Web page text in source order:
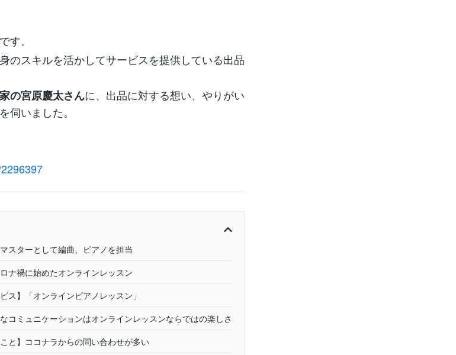
す。
のスキルを活かしてサービスを提供している出品
の宮原慶太さんに、出品に対する想い、やりがい
伺いました。
スターとして編曲、ピアノを担当
ナ禍に始めたオンラインレッスン
ス】「オンラインピアノレッスン」
コミュニケーションはオンラインレッスンならではの楽しさ
と】ココナラからの問い合わせが多い